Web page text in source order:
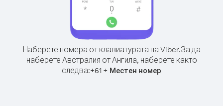
Наберете номера от клавиатурата на Viber.За да
наберете Австралия от Ангила, наберете както
следва:+61 + Местен номер